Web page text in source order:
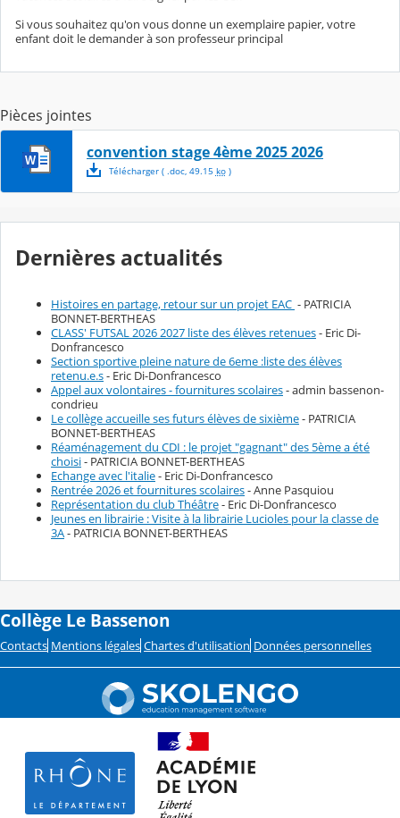
Si vous souhaitez qu'on vous donne un exemplaire papier, votre
enfant doit le demander à son professeur principal
Pièces jointes
convention stage 4ème 2025 2026
Télécharger( .doc, 49.15 ko)
Dernières actualités
Histoires en partage, retour sur un projet EAC - PATRICIA
BONNET-BERTHEAS
CLASS' FUTSAL 2026 2027 liste des élèves retenues- Eric Di-
Donfrancesco
Section sportive pleine nature de 6eme :liste des élèves
retenu.e.s- Eric Di-Donfrancesco
Appel aux volontaires - fournitures scolaires- admin bassenon-
condrieu
Le collège accueille ses futurs élèves de sixième- PATRICIA
BONNET-BERTHEAS
Réaménagement du CDI : le projet "gagnant" des 5ème a été
choisi- PATRICIA BONNET-BERTHEAS
Echange avec l'italie- Eric Di-Donfrancesco
Rentrée 2026 et fournitures scolaires- Anne Pasquiou
Représentation du club Théâtre- Eric Di-Donfrancesco
Jeunes en librairie : Visite à la librairie Lucioles pour la classe de
3A- PATRICIA BONNET-BERTHEAS
Collège Le Bassenon
Contacts Mentions légales Chartes d'utilisation Données personnelles